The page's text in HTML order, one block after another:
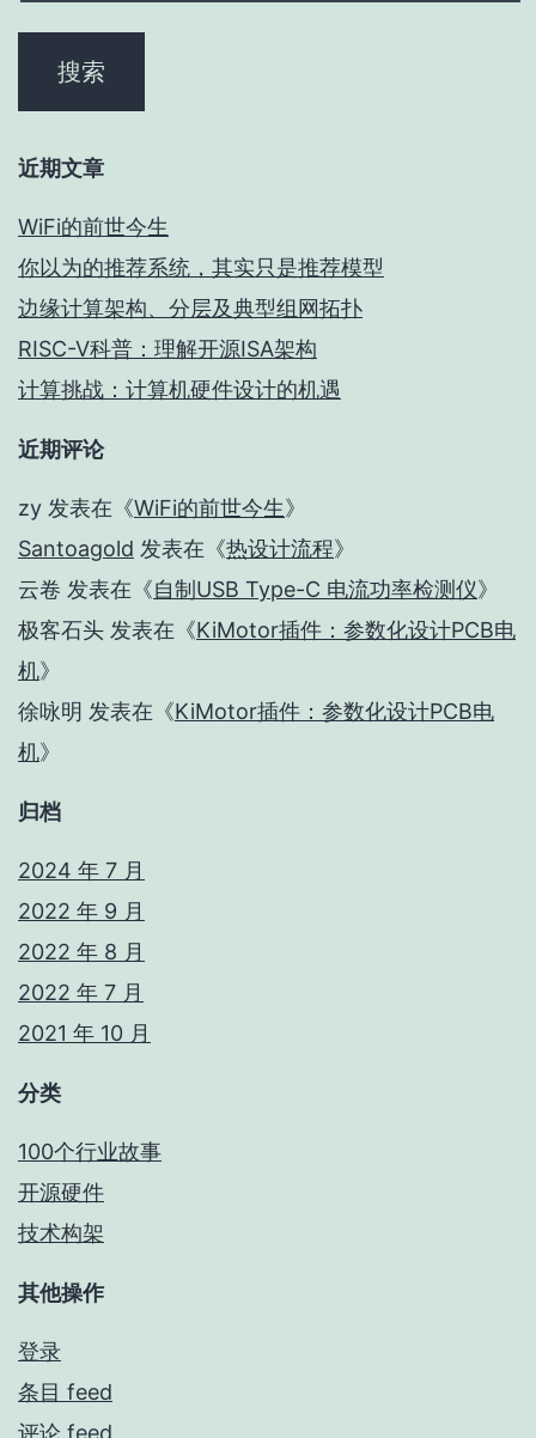
近期文章
WiFi的前世今生
你以为的推荐系统，其实只是推荐模型
边缘计算架构、分层及典型组网拓扑
RISC-V科普：理解开源ISA架构
计算挑战：计算机硬件设计的机遇
近期评论
zy 发表在《WiFi的前世今生》
Santoagold 发表在《热设计流程》
云卷 发表在《自制USB Type-C 电流功率检测仪》
极客石头 发表在《KiMotor插件：参数化设计PCB电
机》
徐咏明 发表在《KiMotor插件：参数化设计PCB电
机》
归档
2024 年 7 月
2022 年 9 月
2022 年 8 月
2022 年 7 月
2021 年 10 月
分类
100个行业故事
开源硬件
技术构架
其他操作
登录
条目 feed
评论 feed